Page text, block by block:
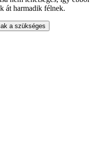
át harmadik félnek.
a szükséges